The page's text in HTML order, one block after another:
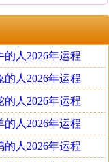
的人2026年运程
的人2026年运程
的人2026年运程
的人2026年运程
的人2026年运程